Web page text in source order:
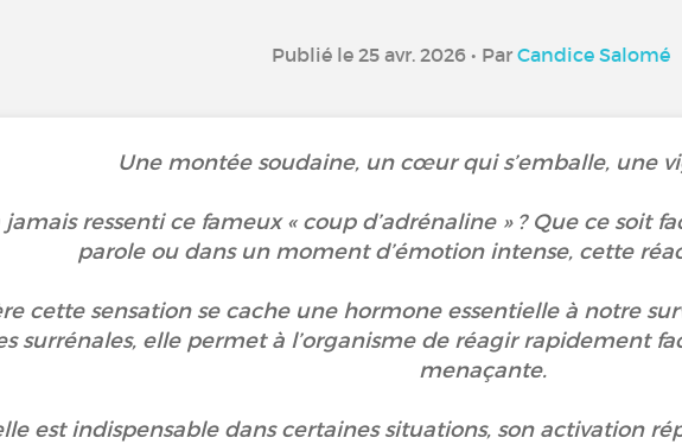
Publié le 25 avr. 2026 • Par Candice Salomé
Une montée soudaine, un cœur qui s’emballe, une
jamais ressenti ce fameux « coup d’adrénaline » ? Que ce soit
parole ou dans un moment d’émotion intense, cette
cette sensation se cache une hormone essentielle à notre
surrénales, elle permet à l’organisme de réagir rapidement
menaçante.
est indispensable dans certaines situations, son activation